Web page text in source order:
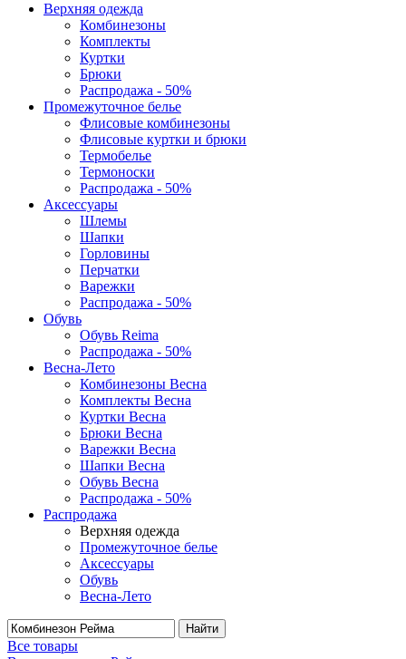
Верхняя одежда
Комбинезоны
Комплекты
Куртки
Брюки
Распродажа - 50%
Промежуточное белье
Флисовые комбинезоны
Флисовые куртки и брюки
Термобелье
Термоноски
Распродажа - 50%
Аксессуары
Шлемы
Шапки
Горловины
Перчатки
Варежки
Распродажа - 50%
Обувь
Обувь Reima
Распродажа - 50%
Весна-Лето
Комбинезоны Весна
Комплекты Весна
Куртки Весна
Брюки Весна
Варежки Весна
Шапки Весна
Обувь Весна
Распродажа - 50%
Распродажа
Верхняя одежда
Промежуточное белье
Аксессуары
Обувь
Весна-Лето
Найти
Все товары